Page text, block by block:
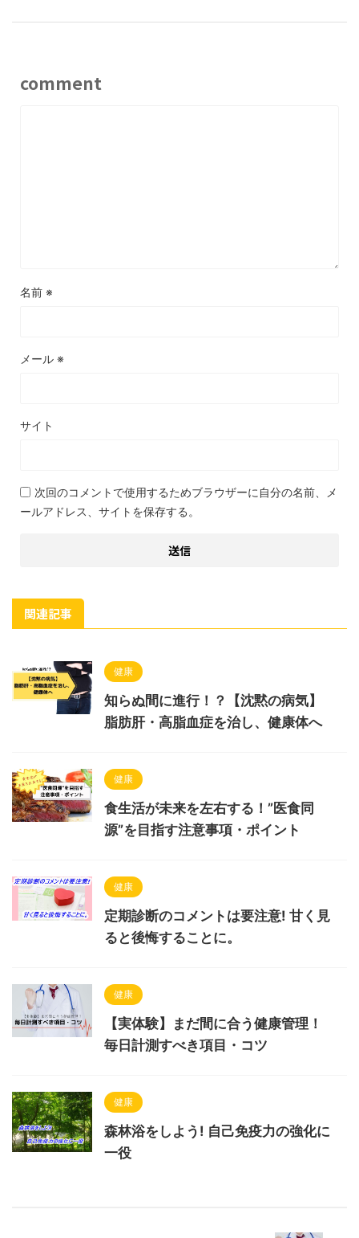
comment
名前 ※
メール ※
サイト
次回のコメントで使用するためブラウザーに自分の名前、メ
ールアドレス、サイトを保存する。
関連記事
健康
知らぬ間に進行！？【沈黙の病気】
脂肪肝・高脂血症を治し、健康体へ
健康
食生活が未来を左右する！”医食同
源”を目指す注意事項・ポイント
健康
定期診断のコメントは要注意! 甘く見
ると後悔することに。
健康
【実体験】まだ間に合う健康管理！
毎日計測すべき項目・コツ
健康
森林浴をしよう! 自己免疫力の強化に
一役